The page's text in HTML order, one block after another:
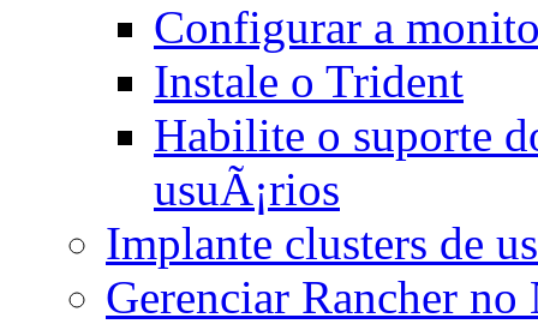
Configurar a
Instale o Trident
Habilite o suporte
usuÃ¡rios
Implante clusters de
Gerenciar Rancher